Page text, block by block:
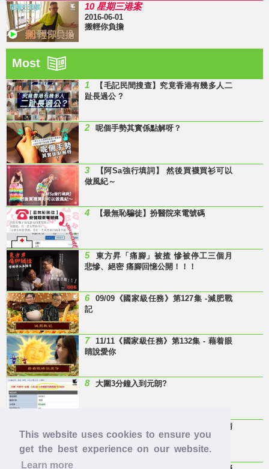
This website uses cookies to ensure you
get the best experience on our website.
Learn more
10 星期三港案
2016-06-01
搬輕你負擔
Most
1
【毛記民間搜查】究竟香港有幾多人二
趾長過公 ?
2 呢個手勢其實係點解呀？
3
【阿Sa強行填詞】 然後買襪買衫可以
做風紀～
4 【最無恥騙徒】扮醫院來電號碼
5
東方昇「痛腳」被揸 慘被停工三個月
悲慘、絕密 痛腳回憶公開！！！
6
09/09《國家級任務》第127集 -減肥戰
記
7
11/11《國家級任務》第132集 - 藉着眼
睛說愛你
8 大圍3分鐘入到元朗?
Last Minute 迎接Baby雞精班！滴雞精
邊隻好？